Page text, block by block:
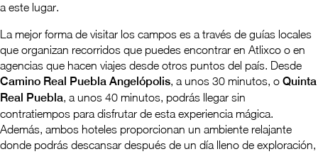
a este lugar.
La mejor forma de visitar los campos es a través de guías locales
que organizan recorridos que puedes encontrar en Atlixco o en
agencias que hacen viajes desde otros puntos del país. Desde
Camino Real Puebla Angelópolis, a unos 30 minutos, o Quinta
Real Puebla, a unos 40 minutos, podrás llegar sin
contratiempos para disfrutar de esta experiencia mágica.
Además, ambos hoteles proporcionan un ambiente relajante
donde podrás descansar después de un día lleno de exploración,